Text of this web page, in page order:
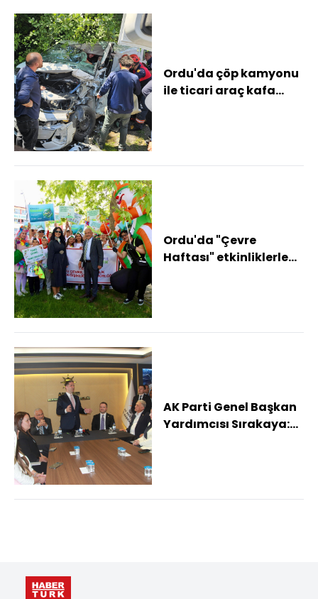
Ordu'da çöp kamyonu
ile ticari araç kafa
Ordu'da "Çevre
Haftası" etkinliklerle
AK Parti Genel Başkan
Yardımcısı Sırakaya: